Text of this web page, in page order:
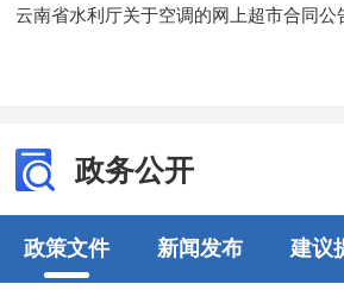
云南省水利厅关于空调的网上超市合同公
政务公开
政策文件 新闻发布 建议